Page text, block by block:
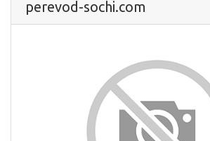
perevod-sochi.com